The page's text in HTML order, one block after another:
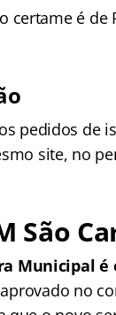
certame é de
pedidos de
site, no
São
Municipal
no